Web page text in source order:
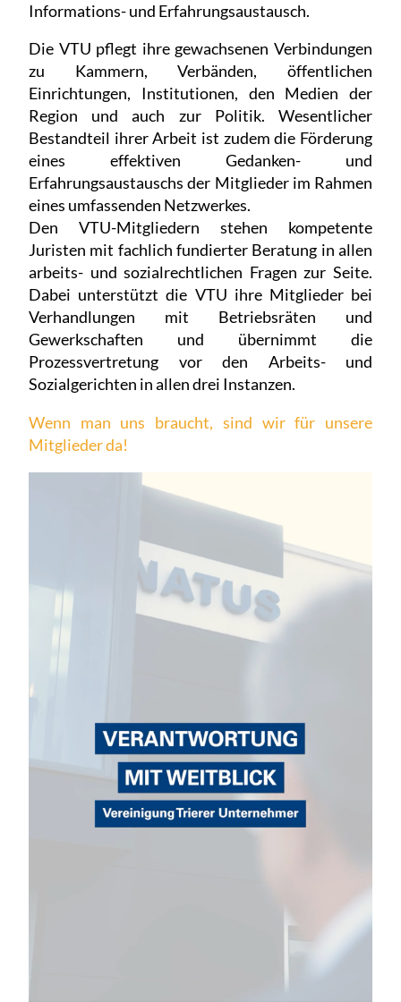
Informations- und Erfahrungsaustausch.
Die VTU pflegt ihre gewachsenen Verbindungen
zu Kammern, Verbänden, öffentlichen
Einrichtungen, Institutionen, den Medien der
Region und auch zur Politik. Wesentlicher
Bestandteil ihrer Arbeit ist zudem die Förderung
eines effektiven Gedanken- und
Erfahrungsaustauschs der Mitglieder im Rahmen
eines umfassenden Netzwerkes.
Den VTU-Mitgliedern stehen kompetente
Juristen mit fachlich fundierter Beratung in allen
arbeits- und sozialrechtlichen Fragen zur Seite.
Dabei unterstützt die VTU ihre Mitglieder bei
Verhandlungen mit Betriebsräten und
Gewerkschaften und übernimmt die
Prozessvertretung vor den Arbeits- und
Sozialgerichten in allen drei Instanzen.
Wenn man uns braucht, sind wir für unsere
Mitglieder da!